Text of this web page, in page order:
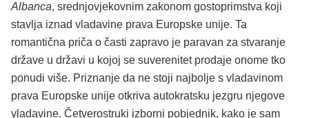
Albanca, srednjovjekovnim zakonom gostoprimstva koji
stavlja iznad vladavine prava Europske unije. Ta
romantična priča o časti zapravo je paravan za stvaranje
države u državi u kojoj se suverenitet prodaje onome tko
ponudi više. Priznanje da ne stoji najbolje s vladavinom
prava Europske unije otkriva autokratsku jezgru njegove
vladavine. Četverostruki izborni pobjednik, kako je sam